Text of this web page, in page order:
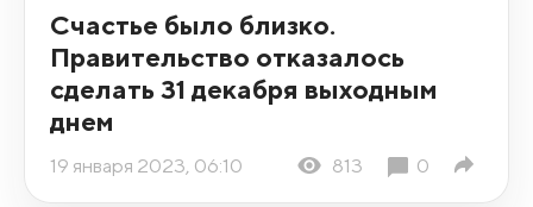
Счастье было близко.
Правительство отказалось
сделать 31 декабря выходным
днем
19 января 2023, 06:10 813 0